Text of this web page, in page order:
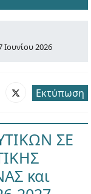
Ιουνίου 2026
Εκτύπωση
ΣΕ
και